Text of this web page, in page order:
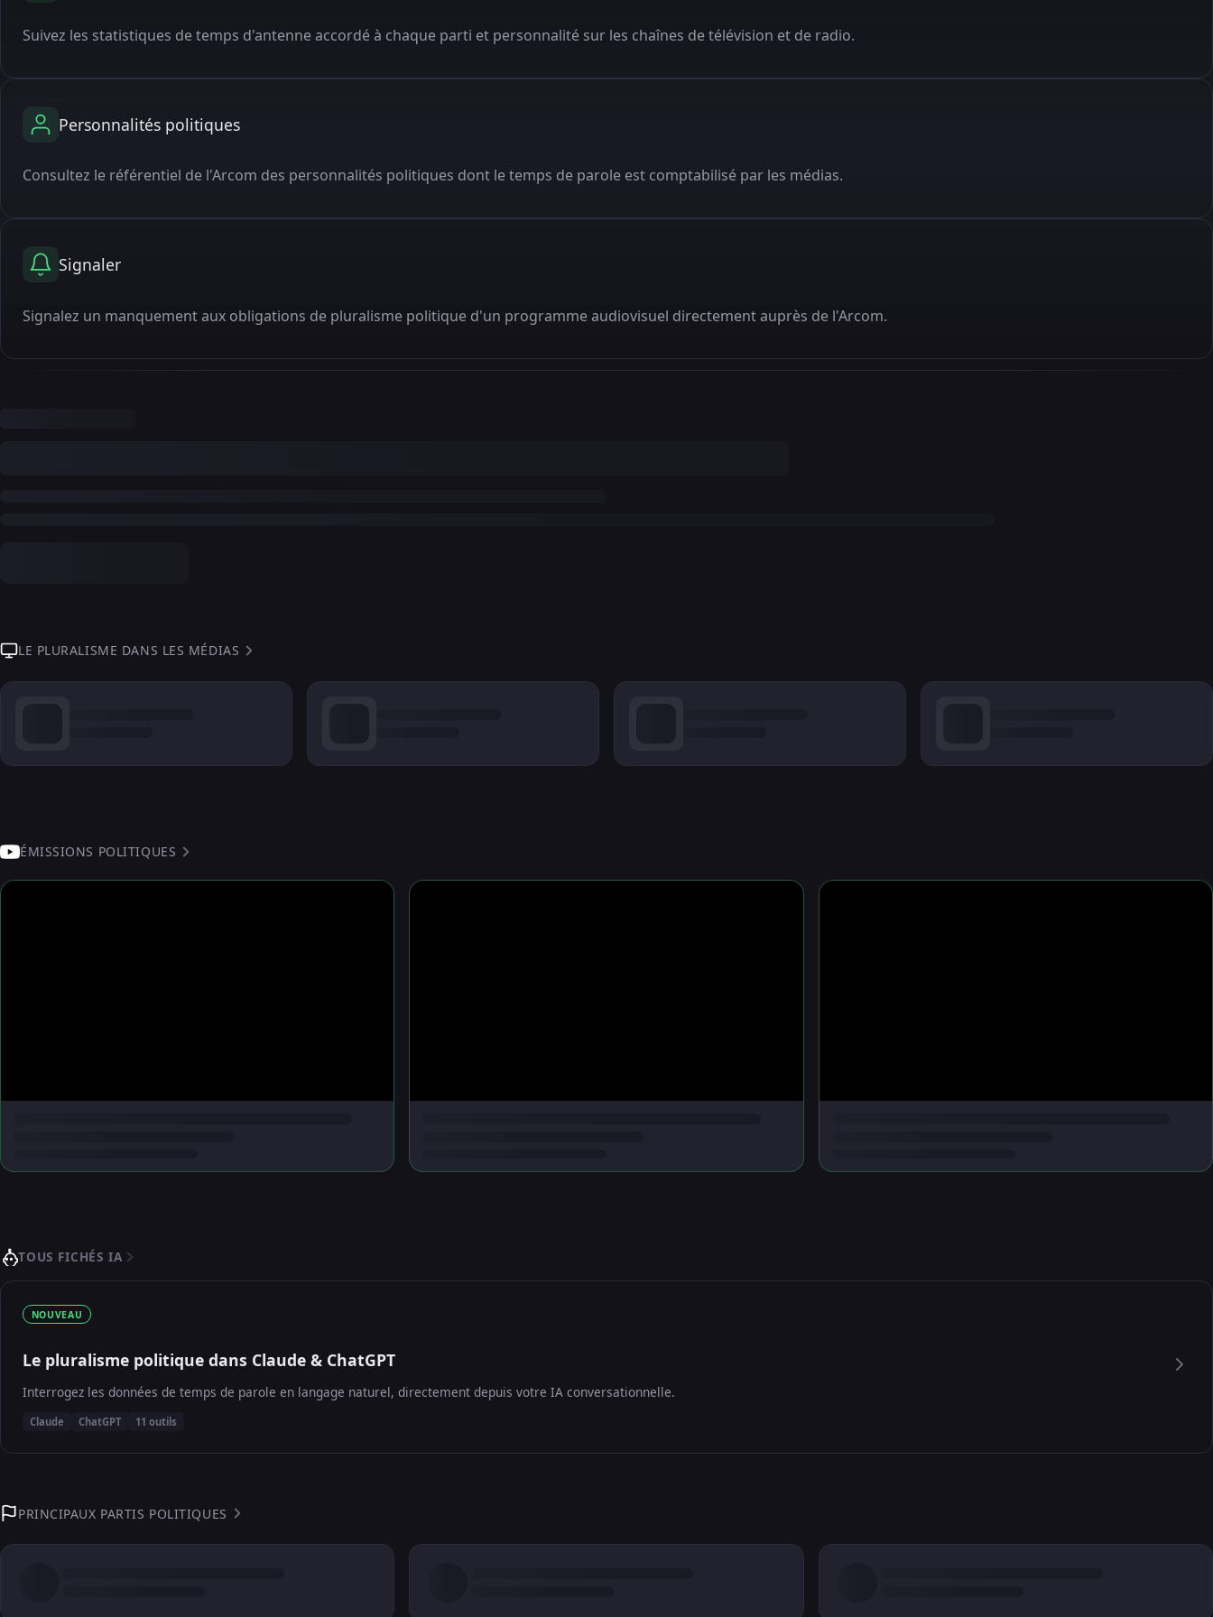
Suivez les statistiques de temps d'antenne accordé à chaque parti et personnalité sur les chaînes de télévision et de radio.
Personnalités politiques
Consultez le référentiel de l'Arcom des personnalités politiques dont le temps de parole est comptabilisé par les médias.
Signaler
Signalez un manquement aux obligations de pluralisme politique d'un programme audiovisuel directement auprès de l'Arcom.
LE PLURALISME DANS LES MÉDIAS
ÉMISSIONS POLITIQUES
TOUS FICHÉS IA
NOUVEAU
Le pluralisme politique dans Claude & ChatGPT
Interrogez les données de temps de parole en langage naturel, directement depuis votre IA conversationnelle.
Claude ChatGPT 11 outils
PRINCIPAUX PARTIS POLITIQUES